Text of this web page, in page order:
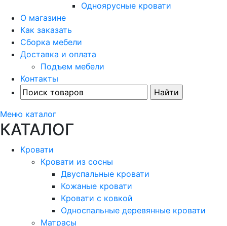
Одноярусные кровати
О магазине
Как заказать
Сборка мебели
Доставка и оплата
Подъем мебели
Контакты
Меню каталог
КАТАЛОГ
Кровати
Кровати из сосны
Двуспальные кровати
Кожаные кровати
Кровати с ковкой
Односпальные деревянные кровати
Матрасы